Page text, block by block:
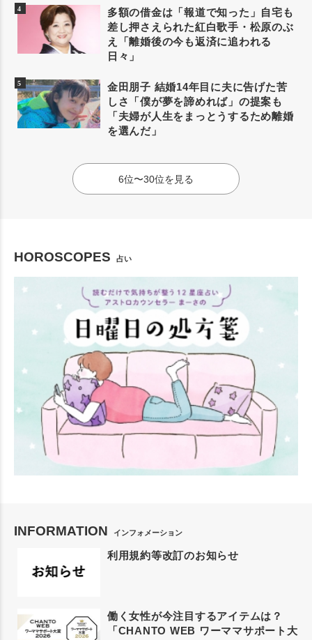
多額の借金は「報道で知った」自宅も
差し押さえられた紅白歌手・松原のぶ
え「離婚後の今も返済に追われる
日々」
金田朋子 結婚14年目に夫に告げた苦
しさ「僕が夢を諦めれば」の提案も
「夫婦が人生をまっとうするため離婚
を選んだ」
6位〜30位を見る
HOROSCOPES 占い
INFORMATION インフォメーション
利用規約等改訂のお知らせ
働く女性が今注目するアイテムは？
「CHANTO WEB ワーママサポート大